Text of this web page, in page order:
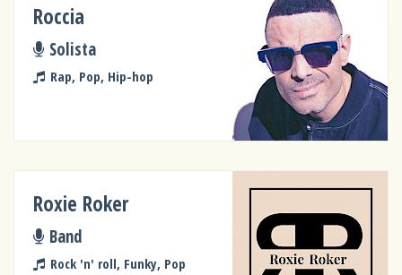
Roccia
Solista
Rap, Pop, Hip-hop
Roxie Roker
Band
Rock 'n' roll, Funky, Pop